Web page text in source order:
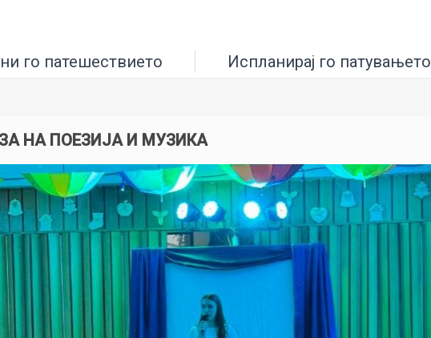
го патешествието Испланирај го патувањето
НА ПОЕЗИЈА И МУЗИКА